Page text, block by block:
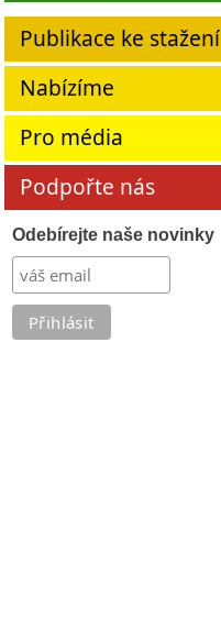
Publikace ke stažení
Nabízíme
Pro média
Podpořte nás
Odebírejte naše novinky